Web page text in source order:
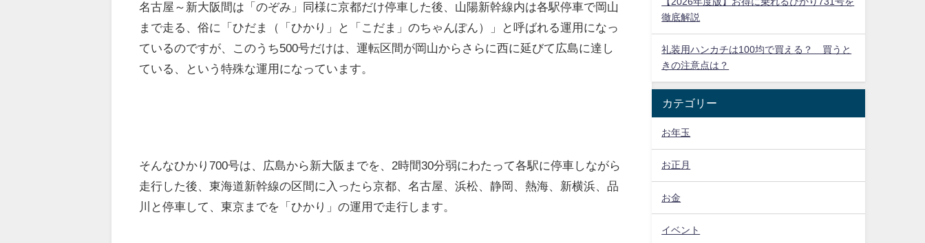
名古屋～新大阪間は「のぞみ」同様に京都だけ停車した後、山陽新幹線内は各駅停車で岡山
まで走る、俗に「ひだま（「ひかり」と「こだま」のちゃんぽん）」と呼ばれる運用になっ
ているのですが、このうち500号だけは、運転区間が岡山からさらに西に延びて広島に達し
ている、という特殊な運用になっています。
そんなひかり700号は、広島から新大阪までを、2時間30分弱にわたって各駅に停車しながら
走行した後、東海道新幹線の区間に入ったら京都、名古屋、浜松、静岡、熱海、新横浜、品
川と停車して、東京までを「ひかり」の運用で走行します。
徹底解説
礼装用ハンカチは100均で買える？ 買うと
きの注意点は？
カテゴリー
お年玉
お正月
お金
イベント